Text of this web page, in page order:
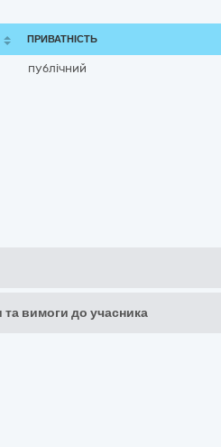
ПРИВАТНІСТЬ
публічний
та вимоги до учасника